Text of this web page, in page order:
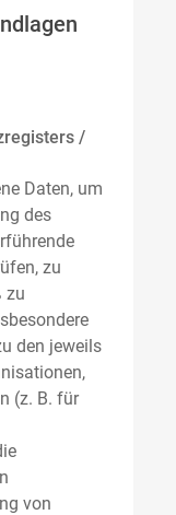
/
Daten, um
des
zu
zu
den jeweils
(z. B. für
von